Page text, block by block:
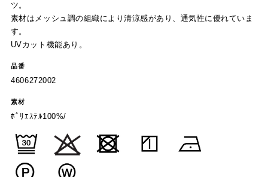
ツ。
素材はメッシュ調の組織により清涼感があり、通気性に優れていま
す。
UVカット機能あり。
品番
4606272002
素材
ﾎﾟﾘｴｽﾃﾙ100%/